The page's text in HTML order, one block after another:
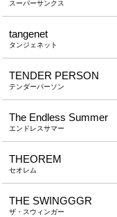
スーパーサンクス
tangenet
タンジェネット
TENDER PERSON
テンダーパーソン
The Endless Summer
エンドレスサマー
THEOREM
セオレム
THE SWINGGGR
ザ・スウィンガー